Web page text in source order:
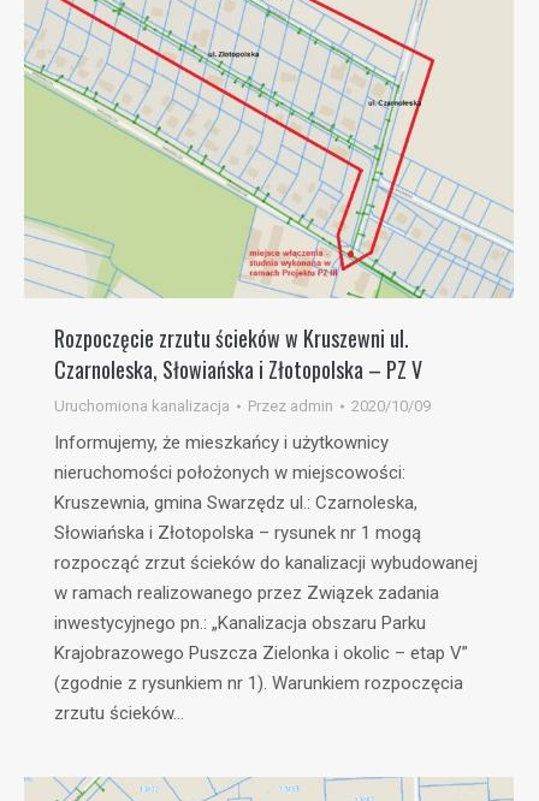
Rozpoczęcie zrzutu ścieków w Kruszewni ul.
Czarnoleska, Słowiańska i Złotopolska – PZ V
Uruchomiona kanalizacja Przez admin 2020/10/09
Informujemy, że mieszkańcy i użytkownicy
nieruchomości położonych w miejscowości:
Kruszewnia, gmina Swarzędz ul.: Czarnoleska,
Słowiańska i Złotopolska – rysunek nr 1 mogą
rozpocząć zrzut ścieków do kanalizacji wybudowanej
w ramach realizowanego przez Związek zadania
inwestycyjnego pn.: „Kanalizacja obszaru Parku
Krajobrazowego Puszcza Zielonka i okolic – etap V”
(zgodnie z rysunkiem nr 1). Warunkiem rozpoczęcia
zrzutu ścieków…